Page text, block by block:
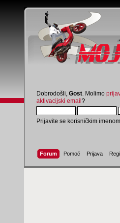
Dobrodošli, Gost . Molimo
aktivacijski email?
Prijavite se korisničkim
Forum Pomoć Prijava